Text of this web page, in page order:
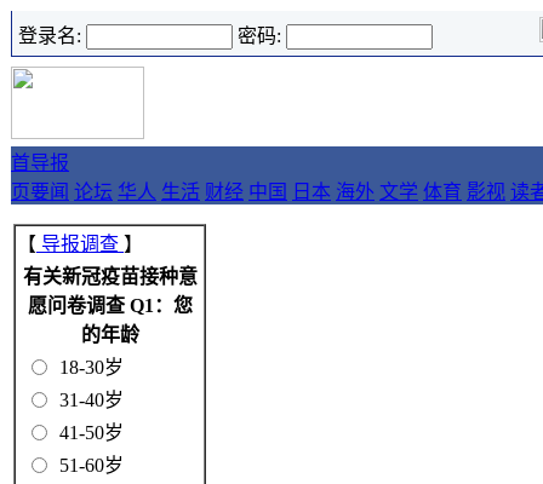
登录名: 密码:
首
页
导报
要闻 论坛 华人 生活 财经 中国 日本 海外 文学 体育 影视 读
【 导报调查 】
有关新冠疫苗接种意
愿问卷调查 Q1：您
的年龄
18-30岁
31-40岁
41-50岁
51-60岁